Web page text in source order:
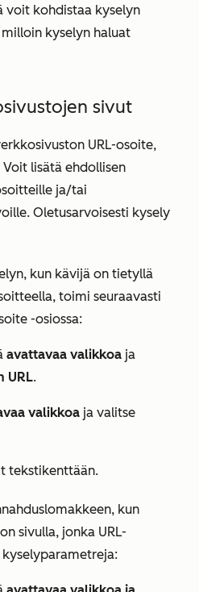
voit kohdistaa kyselyn
kyselyn haluat
sivut
URL-osoite,
lisätä ehdollisen
ja/tai
Oletusarvoisesti kysely
kun kävijä on tietyllä
toimi seuraavasti
-osiossa:
avattavaa valikkoa ja
URL.
valikkoa ja valitse
tekstikenttään.
kun
sivulla, jonka URL-